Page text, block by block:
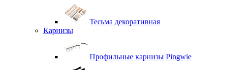
Тесьма декоративная
Карнизы
Профильные карнизы Pingwie